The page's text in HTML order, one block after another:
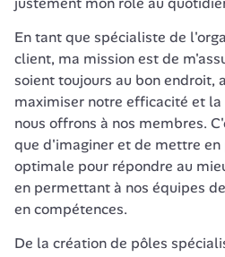
En tant que spécialiste de
client, ma mission est de
soient toujours au bon endroit,
maximiser notre efficacité et
nous offrons à nos membres.
que d'imaginer et de mettre
optimale pour répondre au
en permettant à nos équipes
en compétences.
De la création de pôles